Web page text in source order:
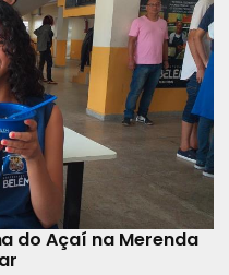
do Açaí na Merenda